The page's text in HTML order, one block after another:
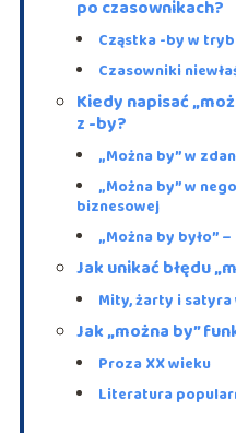
po czasownikach?
Cząstka -by w
Czasowniki
Kiedy napisać
z -by?
„Można by” w
„Można by” w
biznesowej
„Można by było”
Jak unikać błędu
Mity, żarty i satyra
Jak „można by”
Proza XX wieku
Literatura